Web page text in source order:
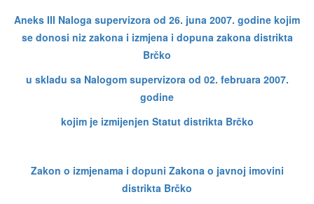
Aneks III Naloga supervizora od 26. juna 2007. godine kojim
se donosi niz zakona i izmjena i dopuna zakona distrikta
Brčko
u skladu sa Nalogom supervizora od 02. februara 2007.
godine
kojim je izmijenjen Statut distrikta Brčko
Zakon o izmjenama i dopuni Zakona o javnoj imovini
distrikta Brčko